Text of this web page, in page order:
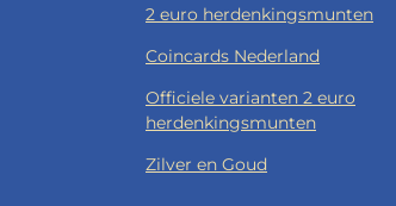
2 euro herdenkingsmunten
Coincards Nederland
Officiele varianten 2 euro
herdenkingsmunten
Zilver en Goud